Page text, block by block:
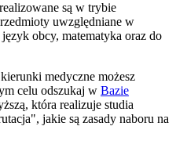
są w trybie
uwzględniane w
obcy, matematyka oraz do
medyczne możesz
celu odszukaj w Bazie
która realizuje studia
jakie są zasady naboru na